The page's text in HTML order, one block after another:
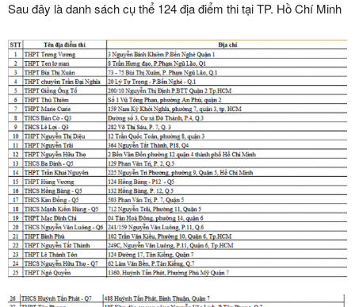
Sau đây là danh sách cụ thể 124 địa điểm thi tại TP. Hồ Chí Minh